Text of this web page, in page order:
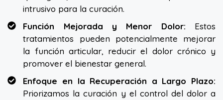
intrusivo para la curación.
Función Mejorada y Menor Dolor: Estos
tratamientos pueden potencialmente mejorar
la función articular, reducir el dolor crónico y
promover el bienestar general.
Enfoque en la Recuperación a Largo Plazo:
Priorizamos la curación y el control del dolor a